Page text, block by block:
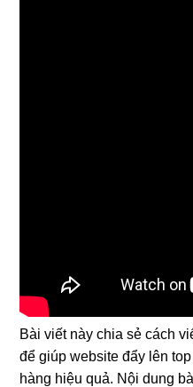
Bài viết này chia sẻ cách
để giúp website đẩy lên
hàng hiệu quả. Nội dung